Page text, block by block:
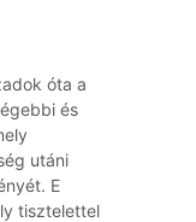
óta a
és
utáni
E
tisztelettel